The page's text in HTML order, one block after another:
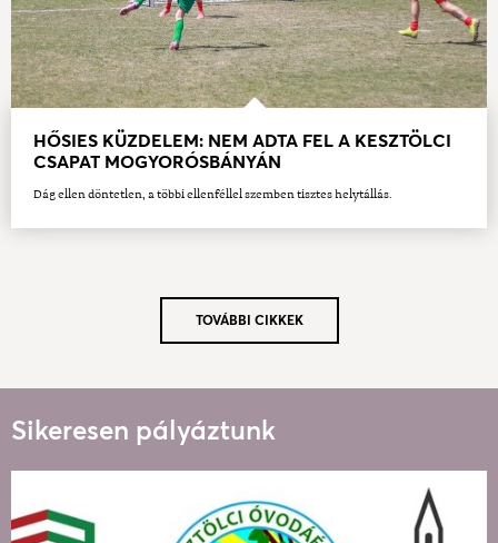
HŐSIES KÜZDELEM: NEM ADTA FEL A KESZTÖLCI
CSAPAT MOGYORÓSBÁNYÁN
Dág ellen döntetlen, a többi ellenféllel szemben tisztes helytállás.
TOVÁBBI CIKKEK
Sikeresen pályáztunk